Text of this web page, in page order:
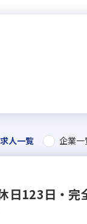
求人一覧 企業一
日123日・